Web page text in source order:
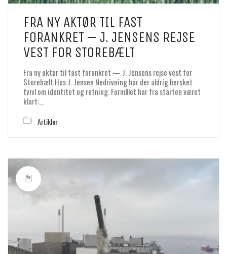
FRA NY AKTØR TIL FAST
FORANKRET — J. JENSENS REJSE
VEST FOR STOREBÆLT
Fra ny aktør til fast forankret — J. Jensens rejse vest for
Storebælt Hos J. Jensen Nedrivning har der aldrig hersket
tvivl om identitet og retning. Formålet har fra starten været
klart:…
Artikler